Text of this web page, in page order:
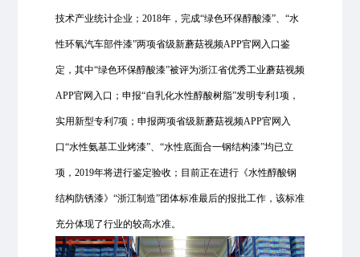
技术产业统计企业；2018年，完成“绿色环保醇酸漆”、“水
性环氧汽车部件漆”两项省级新蘑菇视频APP官网入口鉴
定，其中“绿色环保醇酸漆”被评为浙江省优秀工业蘑菇视频
APP官网入口；申报“自乳化水性醇酸树脂”发明专利1项，
实用新型专利7项；申报两项省级新蘑菇视频APP官网入
口“水性氨基工业烤漆”、“水性底面合一钢结构漆”均已立
项，2019年将进行鉴定验收；目前正在进行《水性醇酸钢
结构防锈漆》“浙江制造”团体标准最后的报批工作，该标准
充分体现了行业的较高水准。